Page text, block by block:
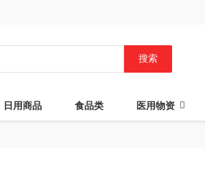
搜索
日用商品 食品类 医用物资